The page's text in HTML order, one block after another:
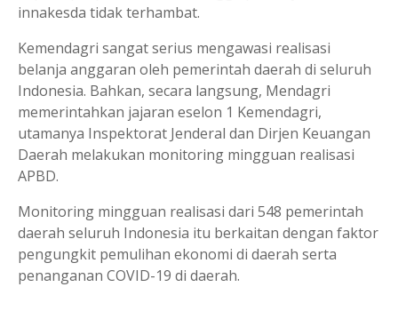
innakesda tidak terhambat.
Kemendagri sangat serius mengawasi realisasi
belanja anggaran oleh pemerintah daerah di seluruh
Indonesia. Bahkan, secara langsung, Mendagri
memerintahkan jajaran eselon 1 Kemendagri,
utamanya Inspektorat Jenderal dan Dirjen Keuangan
Daerah melakukan monitoring mingguan realisasi
APBD.
Monitoring mingguan realisasi dari 548 pemerintah
daerah seluruh Indonesia itu berkaitan dengan faktor
pengungkit pemulihan ekonomi di daerah serta
penanganan COVID-19 di daerah.